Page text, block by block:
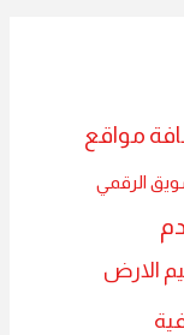
مواقع
الرقمي
الارض